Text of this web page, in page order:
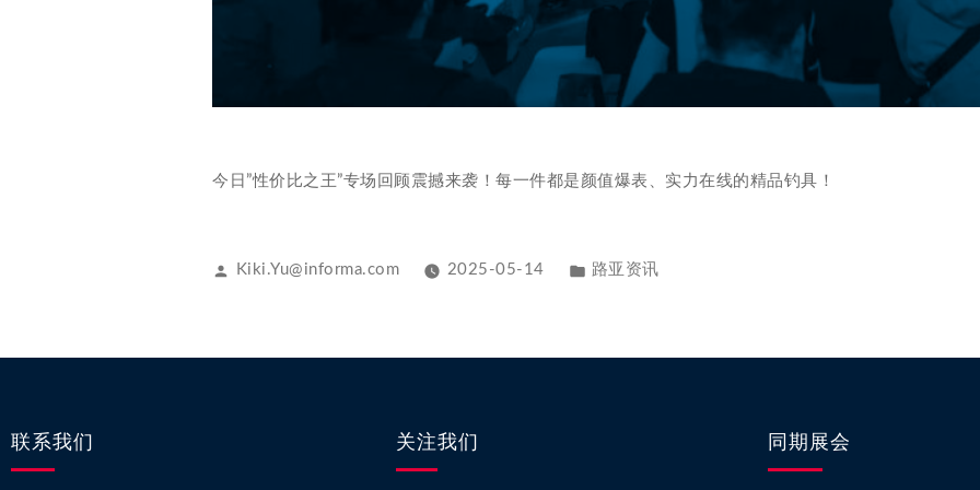
今日”性价比之王”专场回顾震撼来袭！每一件都是颜值爆表、实力在线的精品钓具！
Kiki.Yu@informa.com 2025-05-14 路亚资讯
联系我们 关注我们 同期展会